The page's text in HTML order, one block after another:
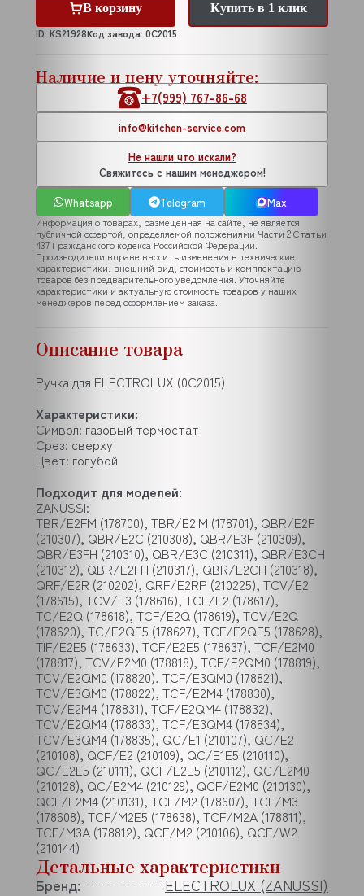
В корзину
Купить в 1 клик
ID: KS21928Код завода: 0C2015
Наличие и цену уточняйте:
+7(999) 767-86-68
info@kitchen-service.com
Не нашли что искали?
Свяжитесь с нашим менеджером!
Whatsapp
Telegram Max
Информация о товарах, размещенная на сайте, не является
публичной офертой, определяемой положениями Части 2 Статьи
437 Гражданского кодекса Российской Федерации.
Производители вправе вносить изменения в технические
характеристики, внешний вид, стоимость и комплектацию
товаров без предварительного уведомления. Уточняйте
характеристики и актуальную стоимость товаров у наших
менеджеров перед оформлением заказа.
Описание товара
Ручка для ELECTROLUX (0C2015)
Характеристики:
Символ: газовый термостат
Срез: сверху
Цвет: голубой
Подходит для моделей:
ZANUSSI:
TBR/E2FM (178700), TBR/E2IM (178701), QBR/E2F
(210307), QBR/E2C (210308), QBR/E3F (210309),
QBR/E3FH (210310), QBR/E3C (210311), QBR/E3CH
(210312), QBR/E2FH (210317), QBR/E2CH (210318),
QRF/E2R (210202), QRF/E2RP (210225), TCV/E2
(178615), TCV/E3 (178616), TCF/E2 (178617),
TC/E2Q (178618), TCF/E2Q (178619), TCV/E2Q
(178620), TC/E2QE5 (178627), TCF/E2QE5 (178628),
TIF/E2E5 (178633), TCF/E2E5 (178637), TCF/E2M0
(178817), TCV/E2M0 (178818), TCF/E2QM0 (178819),
TCV/E2QM0 (178820), TCF/E3QM0 (178821),
TCV/E3QM0 (178822), TCF/E2M4 (178830),
TCV/E2M4 (178831), TCF/E2QM4 (178832),
TCV/E2QM4 (178833), TCF/E3QM4 (178834),
TCV/E3QM4 (178835), QC/E1 (210107), QC/E2
(210108), QCF/E2 (210109), QC/E1E5 (210110),
QC/E2E5 (210111), QCF/E2E5 (210112), QC/E2M0
(210128), QC/E2M4 (210129), QCF/E2M0 (210130),
QCF/E2M4 (210131), TCF/M2 (178607), TCF/M3
(178608), TCF/M2E5 (178638), TCF/M2A (178811),
TCF/M3A (178812), QCF/M2 (210106), QCF/W2
(210144)
Детальные характеристики
Бренд:
ELECTROLUX (ZANUSSI)